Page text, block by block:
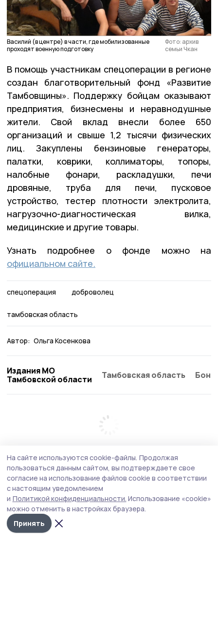
Василий (в центре) в части, где мобилизованные
проходят военную подготовку
Фото: архив
семьи Чкан
В помощь участникам спецоперации в регионе
создан благотворительный фонд «Развитие
Тамбовщины». Поддержку бойцам оказывают
предприятия, бизнесмены и неравнодушные
жители. Свой вклад внесли более 650
организаций и свыше 1,2 тысячи физических
лиц. Закуплены бензиновые генераторы,
палатки, коврики, коллиматоры, топоры,
налобные фонари, раскладушки, печи
дровяные, труба для печи, пусковое
устройство, тестер плотности электролита,
нагрузочно-диагностическая вилка,
медицинские и другие товары.
Узнать подробнее о фонде можно на
официальном сайте.
спецоперация доброволец
тамбовская область
Автор: Ольга Косенкова
Издания МО
Тамбовской области
Тамбовская область
На сайте используются cookie-файлы. Продолжая
пользоваться данным сайтом, вы подтверждаете свое
согласие на использование файлов cookie в соответствии
с настоящим уведомлением
и Политикой конфиденциальности. Использование «cookie»
можно отменить в настройках браузера.
Принять